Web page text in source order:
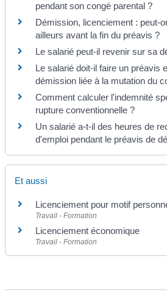
pendant son congé parental ?
Démission, licenciement : peut-
ailleurs avant la fin du préavis ?
Le salarié peut-il revenir sur sa
Le salarié doit-il faire un préavis
démission liée à la mutation du
Comment calculer l'indemnité
rupture conventionnelle ?
Un salarié a-t-il des heures de
d'emploi pendant le préavis de
Et aussi
Licenciement pour motif
Travail - Formation
Licenciement économique
Travail - Formation